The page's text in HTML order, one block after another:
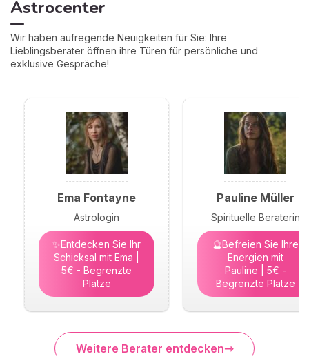
Astrocenter
Wir haben aufregende Neuigkeiten für Sie: Ihre
Lieblingsberater öffnen ihre Türen für persönliche und
exklusive Gespräche!
Ema Fontayne
Astrologin
✨Entdecken Sie Ihr
Schicksal mit Ema |
5€ - Begrenzte
Plätze
Pauline Müller
Spirituelle Beraterin
🔮Befreien Sie Ihre
Energien mit
Pauline | 5€ -
Begrenzte Plätze
Weitere Berater entdecken